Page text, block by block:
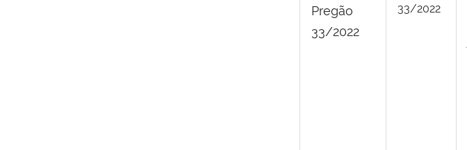
Pregão
33/2022
33/2022